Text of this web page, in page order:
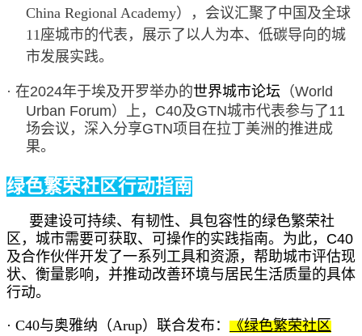
China Regional Academy），会议汇聚了中国及全球
11座城市的代表，展示了以人为本、低碳导向的城
市发展实践。
· 在2024年于埃及开罗举办的世界城市论坛 （World
Urban Forum）上，C40及GTN城市代表参与了11
场会议，深入分享GTN项目在拉丁美洲的推进成
果。
绿色繁荣社区行动指南
要建设可持续、有韧性、具包容性的绿色繁荣社
区，城市需要可获取、可操作的实践指南。为此， C40
及合作伙伴开发了一系列工具和资源，帮助城市评估现
状、衡量影响，并推动改善环境与居民生活质量的具体
行动。
· C40与奥雅纳（Arup）联合发布： 《绿色繁荣社区